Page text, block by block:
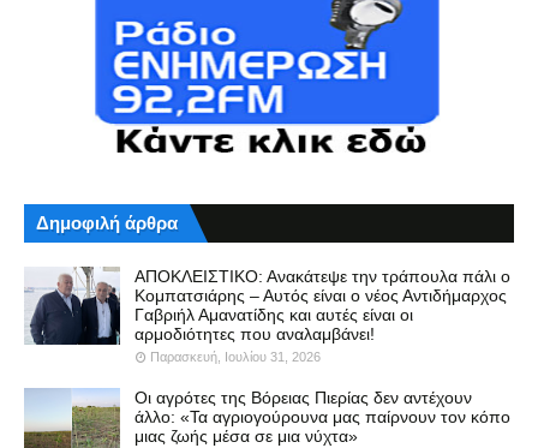
Δημοφιλή άρθρα
ΑΠΟΚΛΕΙΣΤΙΚΟ: Ανακάτεψε την τράπουλα πάλι ο
Κομπατσιάρης – Αυτός είναι ο νέος Αντιδήμαρχος
Γαβριήλ Αμανατίδης και αυτές είναι οι
αρμοδιότητες που αναλαμβάνει!
Παρασκευή, Ιουλίου 31, 2026
Οι αγρότες της Βόρειας Πιερίας δεν αντέχουν
άλλο: «Τα αγριογούρουνα μας παίρνουν τον κόπο
μιας ζωής μέσα σε μια νύχτα»